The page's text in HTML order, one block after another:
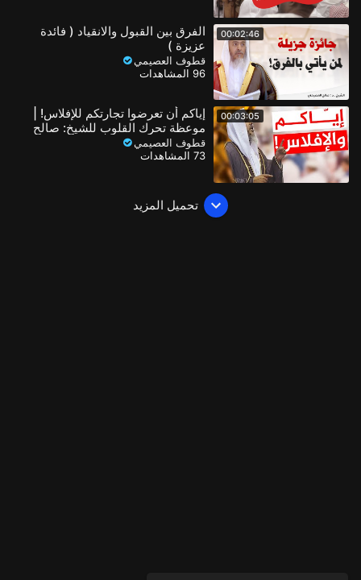
00:02:46
الفرق بين القبول والانقياد ( فائدة
عزيزة )
قطوف العصيمي
96 المشاهدات
00:03:05
إياكم أن تعرضوا تجارتكم للإفلاس! |
موعظة تحرك القلوب للشيخ: صالح
العصيمي
قطوف العصيمي
73 المشاهدات
تحميل المزيد